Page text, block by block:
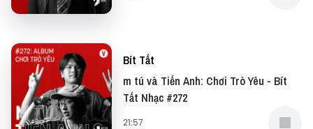
Bít Tất
m tú và Tiến Anh: Chơi Trò Yêu - Bít
Tất Nhạc #272
21:57